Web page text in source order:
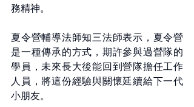
務精神。
夏令營輔導法師知三法師表示，夏令營
是一種傳承的方式，期許參與過營隊的
學員，未來長大後能回到營隊擔任工作
人員，將這份經驗與關懷延續給下一代
小朋友。